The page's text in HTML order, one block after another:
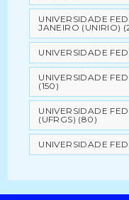
UNIVERSIDADE
JANEIRO (UNIRIO)
UNIVERSIDADE
UNIVERSIDADE
(150)
UNIVERSIDADE
(UFRGS) (80)
UNIVERSIDADE